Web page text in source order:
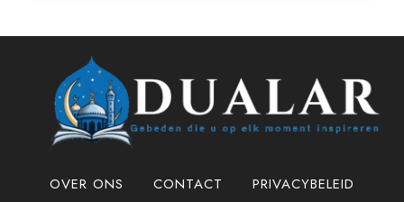
OVER ONS CONTACT PRIVACYBELEID